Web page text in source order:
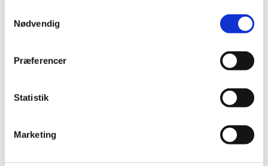
Nødvendig
Præferencer
Statistik
Marketing
de symptomer og
forbinder med
mekanismer. Ingen af
de kan være en